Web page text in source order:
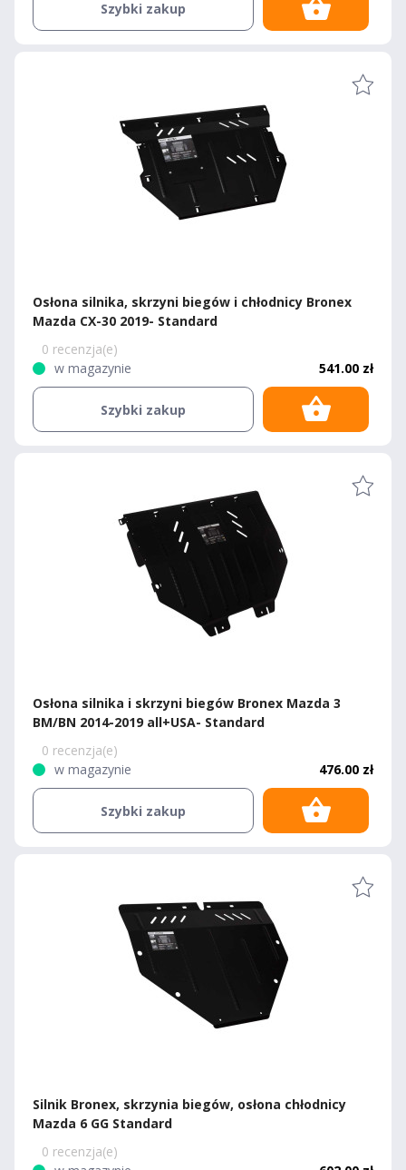
Szybki zakup
Osłona silnika, skrzyni biegów i chłodnicy Bronex
Mazda CX-30 2019- Standard
0 recenzja(e)
w magazynie
541.00 zł
Szybki zakup
Osłona silnika i skrzyni biegów Bronex Mazda 3
BM/BN 2014-2019 all+USA- Standard
0 recenzja(e)
w magazynie
476.00 zł
Szybki zakup
Silnik Bronex, skrzynia biegów, osłona chłodnicy
Mazda 6 GG Standard
0 recenzja(e)